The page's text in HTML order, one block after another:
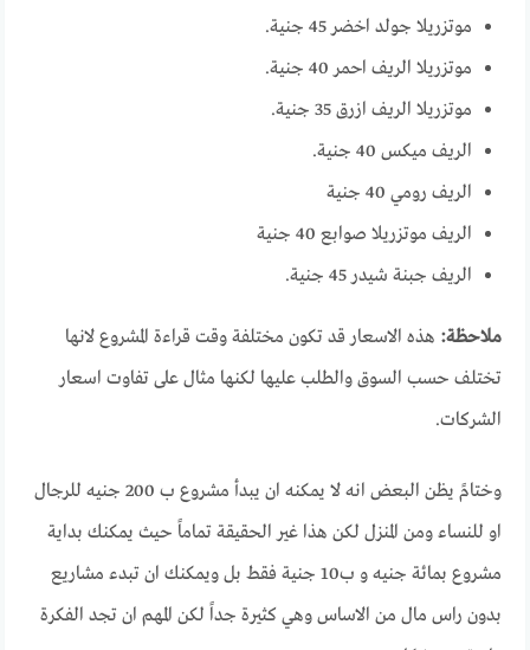
موتزريلا جولد اخضر 45 جنية.
موتزريلا الريف احمر 40 جنية.
موتزريلا الريف ازرق 35 جنية.
الريف ميكس 40 جنية.
الريف رومي 40 جنية
الريف موتزريلا صوابع 40 جنية
الريف جبنة شيدر 45 جنية.
ملاحظة: هذه الاسعار قد تكون مختلفة وقت قراءة المشروع لانها
تختلف حسب السوق والطلب عليها لكنها مثال على تفاوت اسعار
الشركات.
وختامً يظن البعض انه لا يمكنه ان يبدأ مشروع ب 200 جنيه للرجال
او للنساء ومن المنزل لكن هذا غير الحقيقة تماماً حيث يمكنك بداية
مشروع بمائة جنيه و ب10 جنية فقط بل ويمكنك ان تبدء مشاريع
بدون راس مال من الاساس وهي كثيرة جداً لكن المهم ان تجد الفكرة